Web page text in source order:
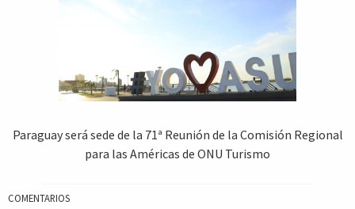
Paraguay será sede de la 71ª Reunión de la Comisión Regional
para las Américas de ONU Turismo
COMENTARIOS